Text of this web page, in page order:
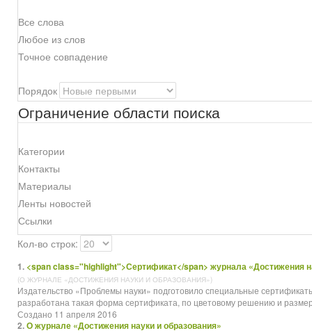
Все слова
Любое из слов
Точное совпадение
Порядок
Ограничение области поиска
Категории
Контакты
Материалы
Ленты новостей
Ссылки
Кол-во строк:
1. <span class="highlight">Сертификат</span> журнала «Достижения
(О ЖУРНАЛЕ «ДОСТИЖЕНИЯ НАУКИ И ОБРАЗОВАНИЯ»)
Издательство «Проблемы науки» подготовило специальные сертификат
разработана такая форма сертификата, по цветовому решению и
Создано 11 апреля 2016
2.О журнале «Достижения науки и образования»